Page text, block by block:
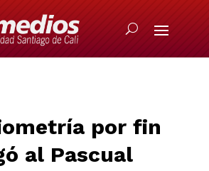
por fin
al Pascual